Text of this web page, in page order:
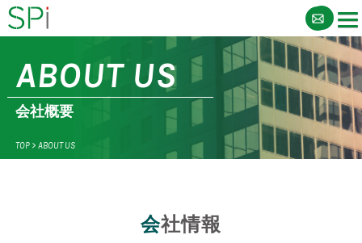
ABOUT US
会社概要
TOP> ABOUT US
会社情報